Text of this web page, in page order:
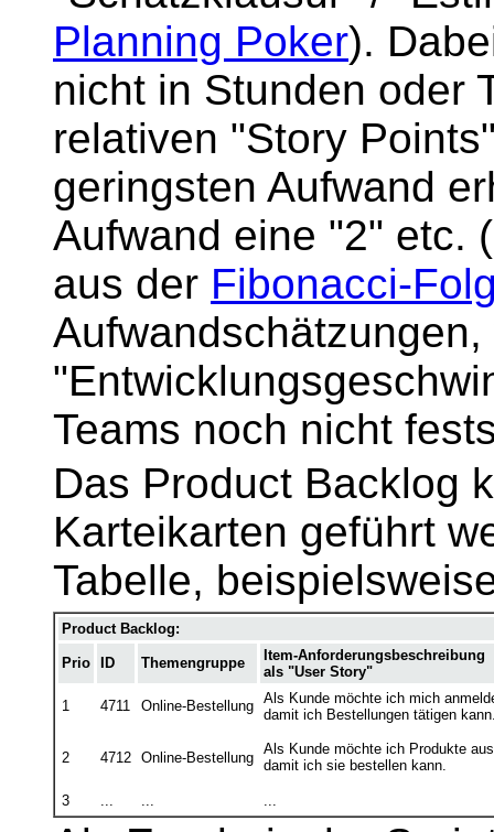
Planning Poker).
nicht in Stunden oder
relativen "Story
geringsten Aufwand
Aufwand eine "2" etc.
aus der Fibonacci-
Teams noch nicht
Das Product Backlog
Karteikarten geführt
Tabelle,
Product Backlog:
Prio ID Themengruppe
Item-Anforderungsbeschreibung
als "User Story"
1 4711 Online-Bestellung Als Kunde möchte ich mich
damit ich Bestellungen tätigen
2 4712 Online-Bestellung
Als Kunde möchte ich Produkte
damit ich sie bestellen kann.
3